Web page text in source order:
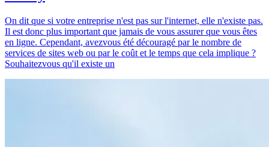
On dit que si votre entreprise n'est pas sur l'internet, elle n'existe pas.
Il est donc plus important que jamais de vous assurer que vous êtes
en ligne. Cependant, avezvous été découragé par le nombre de
services de sites web ou par le coût et le temps que cela implique ?
Souhaitezvous qu'il existe un